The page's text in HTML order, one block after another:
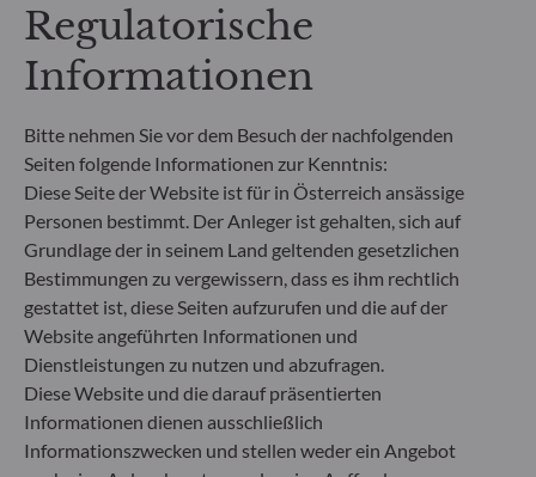
einmaliger Ausgabeaufschlag bzw.
Rücknahmegebühr gemäß dem in der Rubrik
„Merkmale“ aufgeführten Prozentsatz des
Rücknahmepreises berücksichtigt. Kosten für die
können die Wertentwicklung zusätzlich mindern.
Nachhaltigkeitsinformationen (Sustainable
Finance Disclosure Regulation, SFDR) ist ein
Regelwerk der EU, das darauf abzielt, das
Nachhaltigkeitsprofil von Fonds transparent,
besser vergleichbar und für Endinvestoren besser
verständlich zu machen.
Artikel 6: Das Fondsmanagementteam
berücksichtigt bei der Anlageentscheidung keine
Nachhaltigkeitsrisiken oder nachteiligen
Auswirkungen von Anlageentscheidungen auf
Regulatorische
Informationen
Bitte nehmen Sie vor dem Besuch der nachfolgenden
Seiten folgende Informationen zur Kenntnis:
Diese Seite der Website ist für in Österreich ansässige
Personen bestimmt. Der Anleger ist gehalten, sich auf
Grundlage der in seinem Land geltenden gesetzlichen
Bestimmungen zu vergewissern, dass es ihm rechtlich
gestattet ist, diese Seiten aufzurufen und die auf der
Website angeführten Informationen und
Dienstleistungen zu nutzen und abzufragen.
Diese Website und die darauf präsentierten
Informationen dienen ausschließlich
Informationszwecken und stellen weder ein Angebot